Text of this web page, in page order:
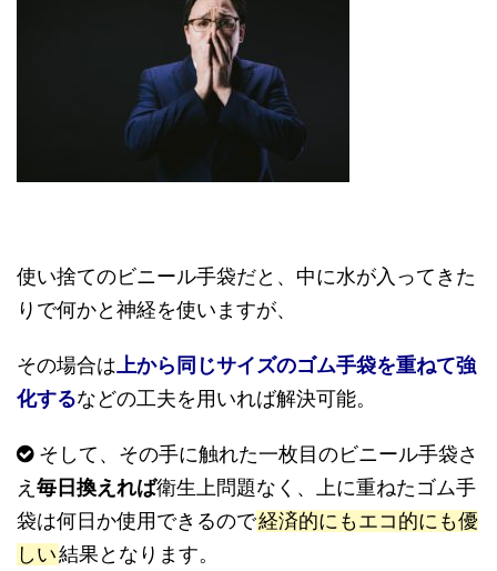
使い捨てのビニール手袋だと、中に水が入ってきた
りで何かと神経を使いますが、
その場合は 上から同じサイズのゴム手袋を重ねて強
化するなどの工夫を用いれば解決可能。
そして、その手に触れた一枚目のビニール手袋さ
え 毎日換えれば衛生上問題なく、上に重ねたゴム手
袋は何日か使用できるので経済的にもエコ的にも優
しい結果となります。